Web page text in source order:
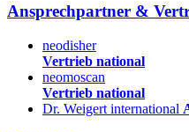
Ansprechpartner &
neodisher
Vertrieb national
neomoscan
Vertrieb national
Dr. Weigert international